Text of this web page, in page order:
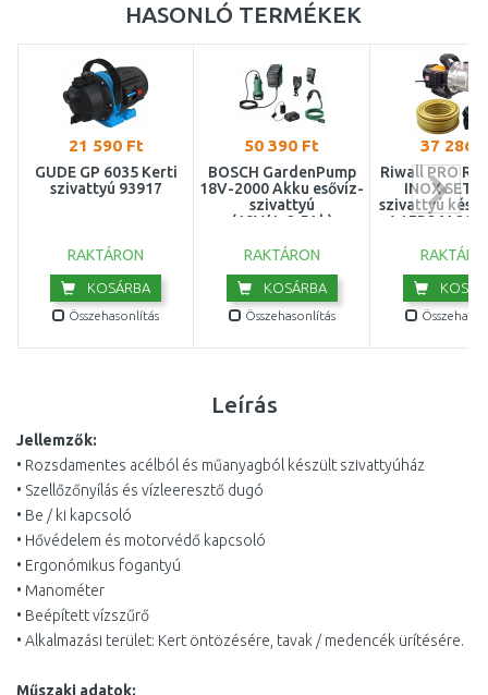
HASONLÓ TERMÉKEK
21 590 Ft
GÜDE GP 6035 Kerti
szivattyú 93917
RAKTÁRON
KOSÁRBA
Összehasonlítás
50 390 Ft
BOSCH GardenPump
18V-2000 Akku esővíz-
szivattyú
(18V/1x2,5Ah)
RAKTÁRON
KOSÁRBA
Összehasonlítás
37 286
Riwall PRO
INOX SET
szivattyú
W
Leírás
Jellemzők:
• Rozsdamentes acélból és műanyagból készült szivattyúház
• Szellőzőnyílás és vízleeresztő dugó
• Be / ki kapcsoló
• Hővédelem és motorvédő kapcsoló
• Ergonómikus fogantyú
• Manométer
• Beépített vízszűrő
• Alkalmazási terület: Kert öntözésére, tavak / medencék ürítésére.
Műszaki adatok: